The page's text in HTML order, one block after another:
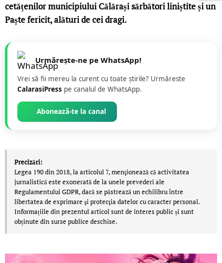
cetățenilor municipiului Călărași sărbători liniștite și un
Paște fericit, alături de cei dragi.
Urmărește-ne pe WhatsApp!
Vrei să fii mereu la curent cu toate știrile? Urmăreste
CalarasiPress pe canalul de WhatsApp.
Abonează-te la canal
Precizări:
Legea 190 din 2018, la articolul 7, menţionează că activitatea
jurnalistică este exonerată de la unele prevederi ale
Regulamentului GDPR, dacă se păstrează un echilibru între
libertatea de exprimare şi protecţia datelor cu caracter personal.
Informațiile din prezentul articol sunt de interes public și sunt
obținute din surse publice deschise.